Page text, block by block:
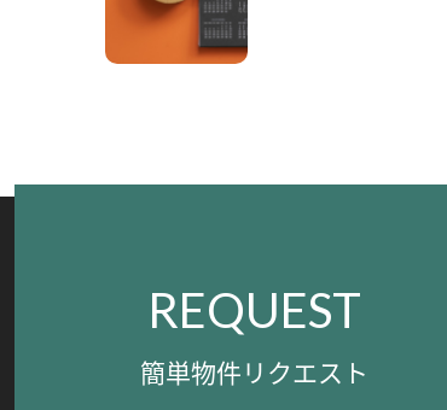
REQUEST
簡単物件リクエスト